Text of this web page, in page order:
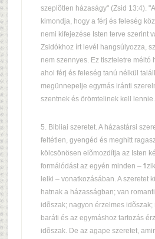
szeplõtlen házaságy" (Zsid 13:4).
kimondja, hogy a férj és feleség
nemi kifejezése Isten terve szerint
Zsidókhoz írt levél hangsúlyozza,
nem szennyes. Ez tiszteletre méltó
ahol férj és feleség tanú nélkül
megünnepelje egymás iránti
szentnek és örömtelinek kell
5. Bibliai szeretet. A házastársi
feltétlen, gyengéd és meghitt
kölcsönösen elõmozdítja az Isten
formálódást az egyén minden –
lelki – vonatkozásában. A szeretet
hatnak a házasságban; van
idõszak; nagyon érzelmes
baráti és az egymáshoz tartozás
idõszak. De az agape szeretet,